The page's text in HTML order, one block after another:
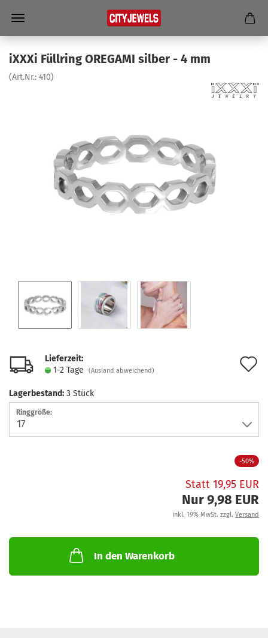
iXXXi Füll­ring ORE­GA­MI sil­ber - 4 mm
(Art.Nr.: 410)
Lieferzeit:
1-2 Tage
(Ausland abweichend)
Lagerbestand: 3 Stück
Ringgröße:
-50%
Statt 19,95 EUR
Nur 9,98 EUR
inkl. 19% MwSt. zzgl. Versand
In den Warenkorb